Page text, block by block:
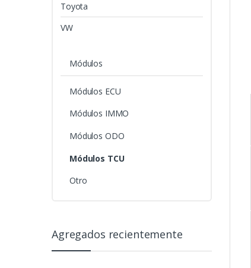
Toyota
VW
Módulos
Módulos ECU
Módulos IMMO
Módulos ODO
Módulos TCU
Otro
Agregados recientemente